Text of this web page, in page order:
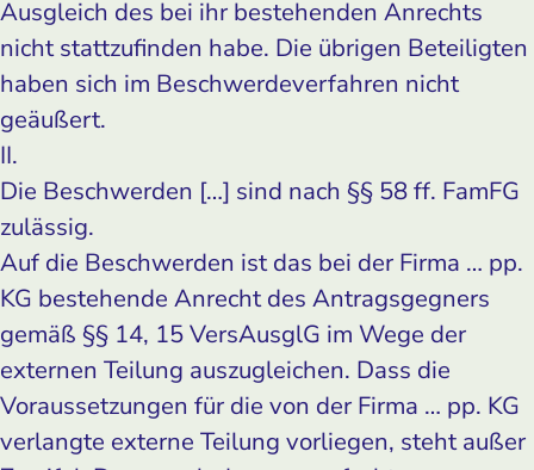
Ausgleich des bei ihr bestehenden Anrechts
nicht stattzufinden habe. Die übrigen Beteiligten
haben sich im Beschwerdeverfahren nicht
geäußert.
II.
Die Beschwerden […] sind nach §§ 58 ff. FamFG
zulässig.
Auf die Beschwerden ist das bei der Firma … pp.
KG bestehende Anrecht des Antragsgegners
gemäß §§ 14, 15 VersAusglG im Wege der
externen Teilung auszugleichen. Dass die
Voraussetzungen für die von der Firma … pp. KG
verlangte externe Teilung vorliegen, steht außer